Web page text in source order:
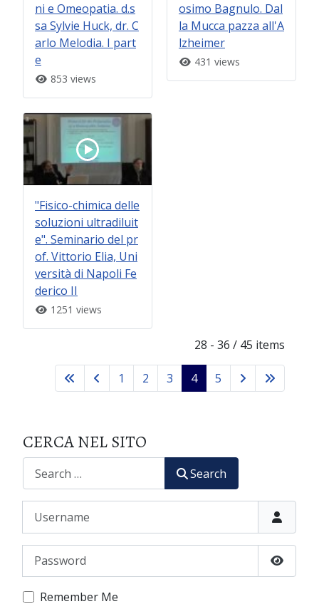
ni e Omeopatia. d.s
sa Sylvie Huck, dr. C
arlo Melodia. I part
e
853 views
osimo Bagnulo. Dal
la Mucca pazza all'A
lzheimer
431 views
"Fisico-chimica delle
soluzioni ultradiluit
e". Seminario del pr
of. Vittorio Elia, Uni
versità di Napoli Fe
derico II
1251 views
28 - 36 / 45 items
1 2 3 4 5
CERCA NEL SITO
Search
Username
Password
Show
Remember Me